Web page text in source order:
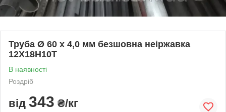
Труба Ø 60 х 4,0 мм безшовна неіржавка
12Х18Н10Т
В наявності
Роздріб
від 343 ₴/кг